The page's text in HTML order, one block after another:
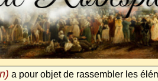
a pour objet de rassembler les